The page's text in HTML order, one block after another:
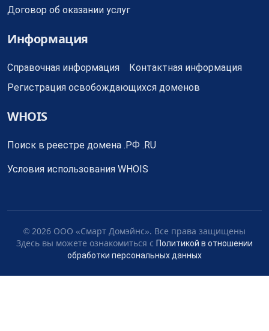
Договор об оказании услуг
Информация
Справочная информация
Контактная информация
Регистрация освобождающихся доменов
WHOIS
Поиск в реестре домена .РФ .RU
Условия использования WHOIS
© 2026 ООО «Смарт Домэйнс». Все права защищены
Здесь вы можете ознакомиться с Политикой в отношении
обработки персональных данных